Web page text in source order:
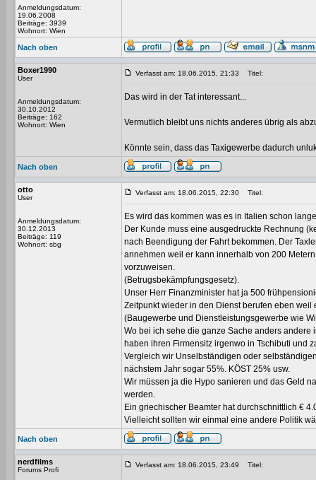
Anmeldungsdatum:
19.06.2008
Beiträge: 3939
Wohnort: Wien
Nach oben
Boxer1990
User
Anmeldungsdatum:
30.10.2012
Beiträge: 162
Wohnort: Wien
Verfasst am: 18.06.2015, 21:33 Titel:
Das wird in der Tat interessant...
Vermutlich bleibt uns nichts anderes übrig als
Könnte sein, dass das Taxigewerbe dadurch
Nach oben
otto
User
Anmeldungsdatum:
30.12.2013
Beiträge: 119
Wohnort: sbg
Verfasst am: 18.06.2015, 22:30 Titel:
Es wird das kommen was es in Italien schon
Der Kunde muss eine ausgedruckte Rechnung
nach Beendigung der Fahrt bekommen. Der
annehmen weil er kann innerhalb von 200
vorzuweisen.
(Betrugsbekämpfungsgesetz).
Unser Herr Finanzminister hat ja 500
Zeitpunkt wieder in den Dienst berufen eben weil
(Baugewerbe und Dienstleistungsgewerbe wie
Wo bei ich sehe die ganze Sache anders
haben ihren Firmensitz irgenwo in Tschibuti und
Vergleich wir Unselbständigen oder
nächstem Jahr sogar 55%. KÖST 25% usw.
Wir müssen ja die Hypo sanieren und das Geld
werden.
Ein griechischer Beamter hat durchschnittlich €
Vielleicht sollten wir einmal eine andere Politik
Nach oben
nerdfilms
Forums Profi
Verfasst am: 18.06.2015, 23:49 Titel: